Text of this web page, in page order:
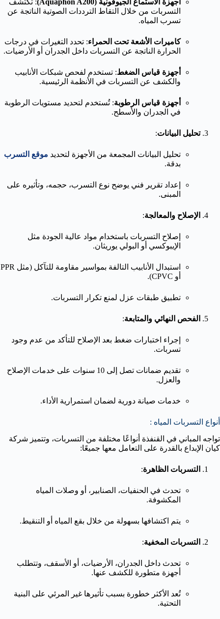
التسربات من خلال التقاط الترددات الصوتية الناتجة عن
تسرب المياه.
كاميرات الأشعة تحت الحمراء: تحدد التغيرات في درجات
الحرارة الناتجة عن التسربات داخل الجدران أو الأرضيات.
أجهزة قياس الضغط: تستخدم لفحص شبكات الأنابيب
والكشف عن التسربات في الأنظمة الرئيسية.
أجهزة قياس الرطوبة: تُستخدم لتحديد مستويات الرطوبة
في الجدران والأسطح.
تحليل البيانات:
تحليل البيانات المجمعة من الأجهزة لتحديد موقع التسرب
بدقة.
إعداد تقرير فني يوضح نوع التسرب، حجمه، وتأثيره على
المبنى.
الإصلاح والمعالجة:
إصلاح التسربات باستخدام مواد عالية الجودة مثل
الإيبوكسي أو البولي يوريثان.
استبدال الأنابيب التالفة بمواسير مقاومة للتآكل (مثل PPR
أو CPVC).
تطبيق طبقات عزل لمنع تكرار التسربات.
الفحص النهائي والمتابعة:
إجراء اختبارات ضغط بعد الإصلاح للتأكد من عدم وجود
تسربات.
تقديم ضمانات تصل إلى 10 سنوات على خدمات الإصلاح
والعزل.
خدمات صيانة دورية لضمان استمرارية الأداء.
أنواع التسربات المياه :
تواجه المباني في القنفذة أنواعًا مختلفة من التسربات، وتتميز شركة
كيان الإبداع بالقدرة على التعامل معها جميعًا:
التسربات الظاهرة:
تحدث في الحنفيات، الصنابير، أو وصلات المياه
المكشوفة.
يتم اكتشافها بسهولة من خلال بقع المياه أو التنقيط.
التسربات المخفية:
تحدث داخل الجدران، الأرضيات، أو الأسقف، وتتطلب
أجهزة متطورة للكشف عنها.
تُعد الأكثر خطورة بسبب تأثيرها غير المرئي على البنية
التحتية.